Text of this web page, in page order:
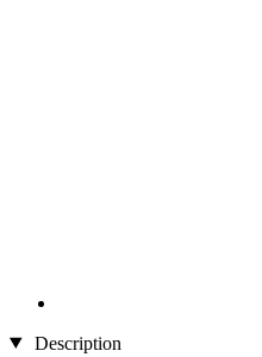
Description